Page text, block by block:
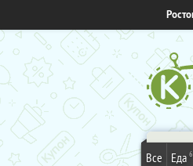
Все Еда 6